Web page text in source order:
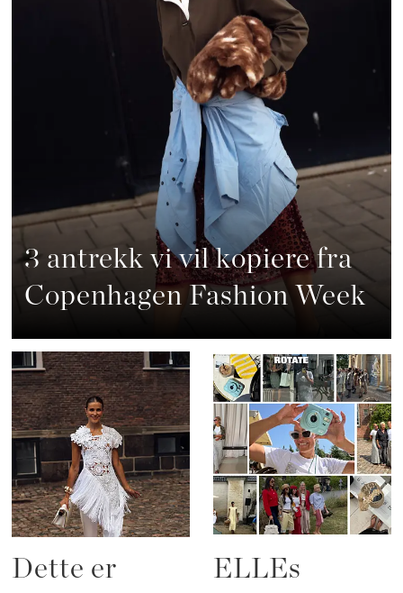
3 antrekk vi vil kopiere fra
Copenhagen Fashion Week
Dette er
ELLEs